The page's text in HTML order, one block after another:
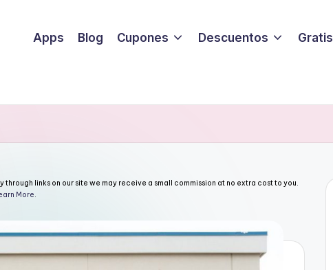
Apps Blog Cupones Descuentos Gratis
links on our site we may receive a small commission at no extra cost to you.
More.